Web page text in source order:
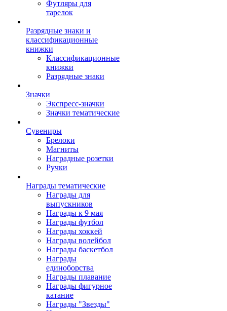
Футляры для
тарелок
Разрядные знаки и
классификационные
книжки
Классификационные
книжки
Разрядные знаки
Значки
Экспресс-значки
Значки тематические
Сувениры
Брелоки
Магниты
Наградные розетки
Ручки
Награды тематические
Награды для
выпускников
Награды к 9 мая
Награды футбол
Награды хоккей
Награды волейбол
Награды баскетбол
Награды
единоборства
Награды плавание
Награды фигурное
катание
Награды "Звезды"